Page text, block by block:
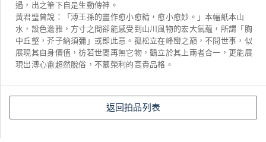
過，出之筆下自是生動傳神。
黃君璧曾說：「溥王孫的畫作愈小愈精，愈小愈妙。」本幅紙本山
水，設色澹雅，方寸之間卻能感受到山川風物的宏大氣蘊，所謂「胸
中丘壑，芥子納須彌」或即此意。孤松立在峰巒之巔，不問世事，似
展現其自身價值，彷若世間再無它物，鶴立於其上兩者合一，更能展
現出溥心畬超然脫俗，不慕榮利的高貴品格。
返回拍品列表